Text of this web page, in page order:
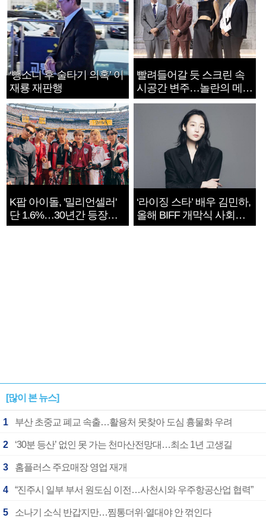
‘뺑소니 후 술타기 의혹’ 이
재룡 재판행
빨려들어갈 듯 스크린 속
시공간 변주…놀란의 메시
지는 ‘전쟁 속죄’
K팝 아이돌, '밀리언셀러'
단 1.6%…30년간 등장
1182개팀 전수조사
‘라이징 스타’ 배우 김민하,
올해 BIFF 개막식 사회자
확정
[많이 본 뉴스]
1 부산 초중교 폐교 속출…활용처 못찾아 도심 흉물화 우려
2 ‘30분 등산’ 없인 못 가는 천마산전망대…최소 1년 고생길
3 홈플러스 주요매장 영업 재개
4 “진주시 일부 부서 원도심 이전…사천시와 우주항공산업 협력”
5 소나기 소식 반갑지만…찜통더위·열대야 안 꺾인다